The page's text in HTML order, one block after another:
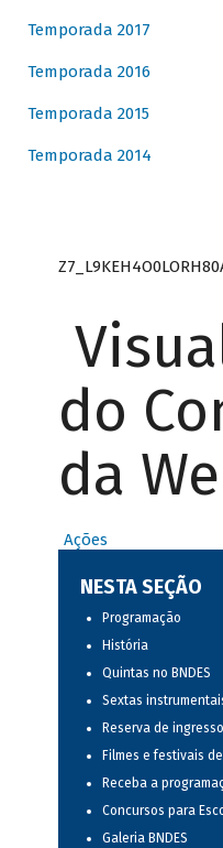
Temporada 2017
Temporada 2016
Temporada 2015
Temporada 2014
do
da
Ações
NESTA SEÇÃO
Programação
História
Quintas no BNDES
Sextas
Reserva de
Filmes e festivais
Receba a
Concursos para
Galeria BNDES